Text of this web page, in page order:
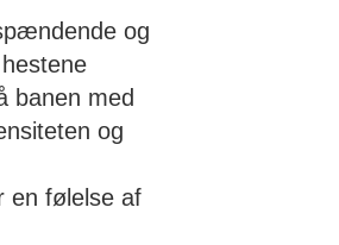
og
banen med
og
en følelse af